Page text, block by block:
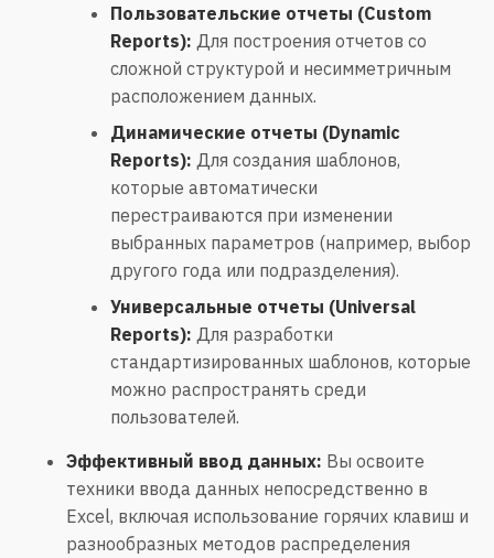
Пользовательские отчеты (Custom
Reports): Для построения отчетов со
сложной структурой и несимметричным
расположением данных.
Динамические отчеты (Dynamic
Reports): Для создания шаблонов,
которые автоматически
перестраиваются при изменении
выбранных параметров (например, выбор
другого года или подразделения).
Универсальные отчеты (Universal
Reports): Для разработки
стандартизированных шаблонов, которые
можно распространять среди
пользователей.
Эффективный ввод данных: Вы освоите
техники ввода данных непосредственно в
Excel, включая использование горячих клавиш и
разнообразных методов распределения